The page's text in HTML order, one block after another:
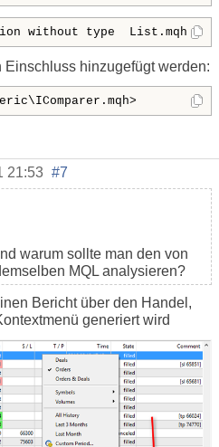
without type  List.mqh
Einschluss hinzugefügt werden:
21:53 #7
warum sollte man den von
MQL analysieren?
Bericht über den Handel,
generiert wird